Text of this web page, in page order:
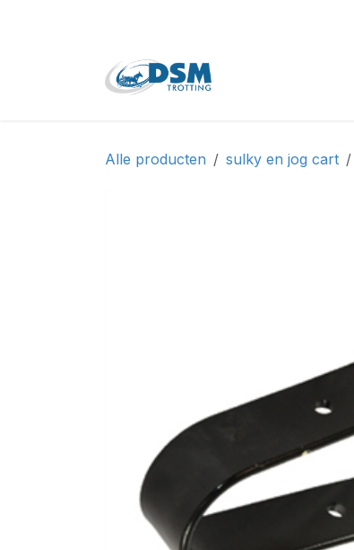
Alle producten sulky en jog cart